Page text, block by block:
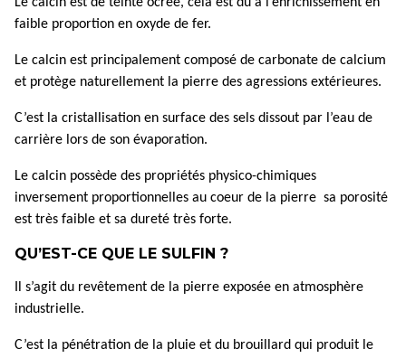
faible proportion en oxyde de fer.
Le calcin est principalement composé de carbonate de calcium
et protège naturellement la pierre des agressions extérieures.
C’est la cristallisation en surface des sels dissout par l’eau de
carrière lors de son évaporation.
Le calcin possède des propriétés physico-chimiques
inversement proportionnelles au coeur de la pierre sa porosité
est très faible et sa dureté très forte.
QU’EST-CE QUE LE SULFIN ?
Il s’agit du revêtement de la pierre exposée en atmosphère
industrielle.
C’est la pénétration de la pluie et du brouillard qui produit le